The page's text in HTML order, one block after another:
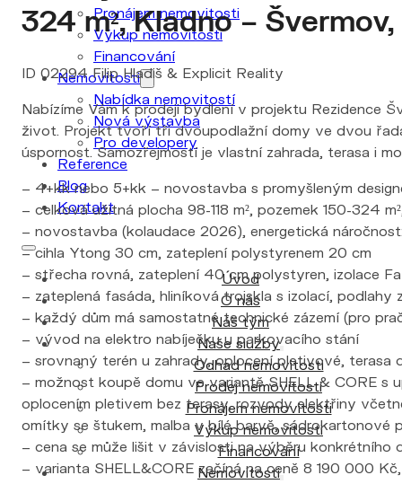
Pronájem nemovitosti
Výkup nemovitosti
Financování
Nemovitosti
Nabídka nemovitostí
Nová výstavba
Pro developery
Reference
Blog
Kontakt
Úvod
O nás
Náš tým
Naše služby
Odhad nemovitosti
Prodej nemovitosti
Pronájem nemovitosti
Výkup nemovitosti
Financování
Nemovitosti
324 m², Kladno –
ID 02294 Filip Hladiš & Explicit Reality
Nabízíme Vám k prodeji bydlení v projektu Rezidence
život. Projekt tvoří tři dvoupodlažní domy ve dvou
úspornost. Samozřejmostí je vlastní zahrada, terasa i
– 4+kk nebo 5+kk – novostavba s promyšleným
– celková užitná plocha 98-118 m², pozemek 150-324
– novostavba (kolaudace 2026), energetická
– cihla Ytong 30 cm, zateplení polystyrenem 20 cm
– střecha rovná, zateplení 40 cm polystyren, izolace
– zateplená fasáda, hliníková trojskla s izolací,
– každý dům má samostatné technické zázemí (pro
– vývod na elektro nabíječku u parkovacího stání
– srovnaný terén u zahrady, oplocení pletivové, terasa
– možnost koupě domu ve variantě SHELL & CORE
oplocením pletivem bez terasy, rozvody elektřiny
omítky se štukem, malba v bílé barvě, sádrokartonové
– cena se může lišit v závislosti na výběru
– varianta SHELL&CORE začíná na ceně 8 190 000